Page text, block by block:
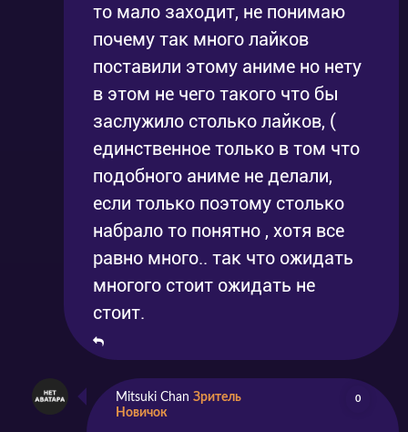
то мало заходит, не понимаю
почему так много лайков
поставили этому аниме но нету
в этом не чего такого что бы
заслужило столько лайков, (
единственное только в том что
подобного аниме не делали,
если только поэтому столько
набрало то понятно , хотя все
равно много.. так что ожидать
многого стоит ожидать не
стоит.
Mitsuki Chan Зритель
Новичок
0